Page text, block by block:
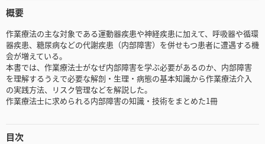
概要
作業療法の主な対象である運動器疾患や神経疾患に加えて、呼吸器や循環
器疾患、糖尿病などの代謝疾患（内部障害）を併せもつ患者に遭遇する機
会が増えている。
本書では、作業療法士がなぜ内部障害を学ぶ必要があるのか、内部障害
を理解するうえで必要な解剖・生理・病態の基本知識から作業療法介入
の実践方法、リスク管理などを解説した。
作業療法士に求められる内部障害の知識・技術をまとめた1冊
目次